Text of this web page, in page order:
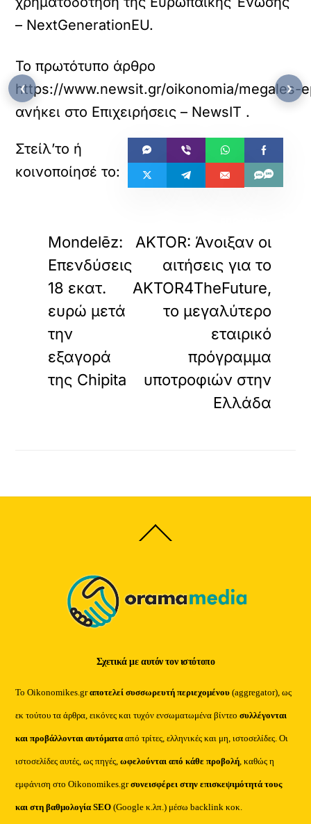
– NextGenerationEU.
Το πρωτότυπο άρθρο
https://www.newsit.gr/oikonomia/
ανήκει στο Επιχειρήσεις – NewsIT .
Mondelēz:
Επενδύσεις
18 εκατ.
ευρώ μετά
την
εξαγορά
της Chipita
AKTOR: Άνοιξαν οι
αιτήσεις για το
AKTOR4TheFuture,
το μεγαλύτερο
εταιρικό
πρόγραμμα
υποτροφιών στην
Ελλάδα
Back
To
Σχετικά με αυτόν τον ιστότοπο
Το Oikonomikes.grαποτελεί συσσωρευτή περιεχομένου (aggregator), ως
εκ τούτου τα άρθρα, εικόνες και τυχόν ενσωματωμένα βίντεοσυλλέγονται
και προβάλλονται αυτόματααπό τρίτες, ελληνικές και μη, ιστοσελίδες. Οι
ιστοσελίδες αυτές, ως πηγές,ωφελούνται από κάθε προβολή, καθώς η
εμφάνιση στο Oikonomikes.grσυνεισφέρει στην επισκεψιμότητά τους
και στη βαθμολογία SEO (Google κ.λπ.) μέσω backlink κοκ.
‹ ›